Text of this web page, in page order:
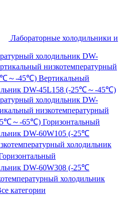
Лабораторные холодильники и
холодильник DW-
низкотемпературный
～-45℃) Вертикальный
DW-45L158 (-25℃～-45℃)
холодильник DW-
низкотемпературный
～-65℃) Горизонтальный
DW-60W105 (-25℃
холодильник
DW-60W308 (-25℃
холодильник
категории